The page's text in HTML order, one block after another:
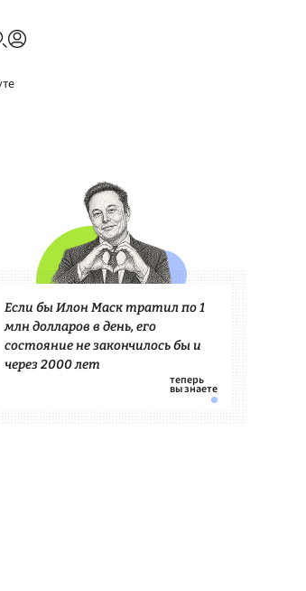
Если бы Илон Маск тратил по 1
млн долларов в день, его
состояние не закончилось бы и
через 2000 лет